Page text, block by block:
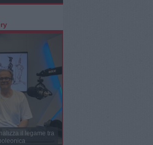
il legame tra